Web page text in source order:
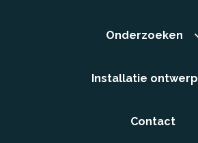
Onderzoeken
Installatie ontwerp
Contact